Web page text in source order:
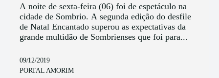
A noite de sexta-feira (06) foi de espetáculo na
cidade de Sombrio. A segunda edição do desfile
de Natal Encantado superou as expectativas da
grande multidão de Sombrienses que foi para...
09/12/2019
PORTAL AMORIM